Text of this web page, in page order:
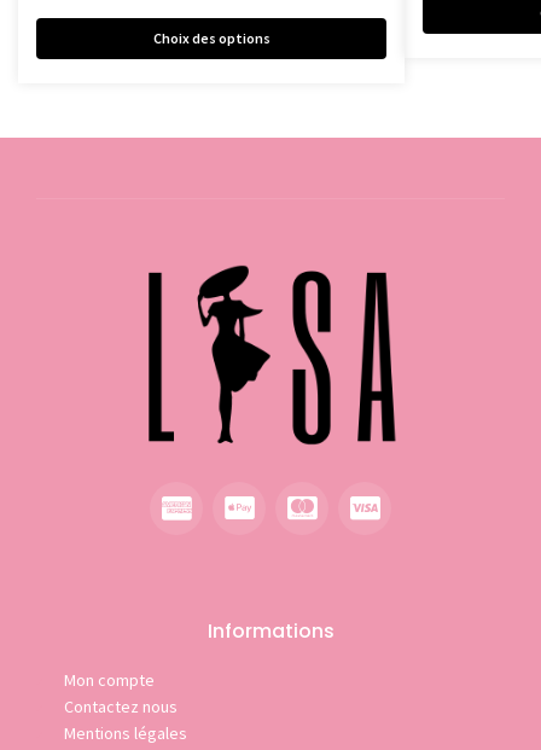
Choix des options
Informations
Mon compte
Contactez nous
Mentions légales